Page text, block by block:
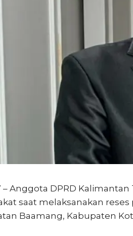
– Anggota DPRD
saat melaksanakan
Baamang, Kabupaten